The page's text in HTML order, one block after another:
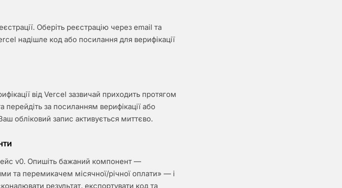
Оберіть реєстрацію через email та
надішле код або посилання для верифікації
від Vercel зазвичай приходить протягом
перейдіть за посиланням верифікації або
обліковий запис активується миттєво.
v0. Опишіть бажаний компонент —
та перемикачем місячної/річної оплати» — і
результат, експортувати код та